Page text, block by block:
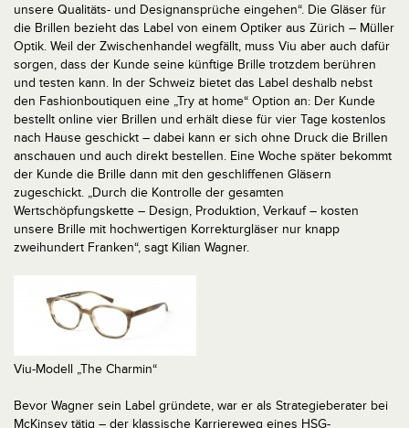
unsere Qualitäts- und Designansprüche eingehen“. Die Gläser für
die Brillen bezieht das Label von einem Optiker aus Zürich – Müller
Optik. Weil der Zwischenhandel wegfällt, muss Viu aber auch dafür
sorgen, dass der Kunde seine künftige Brille trotzdem berühren
und testen kann. In der Schweiz bietet das Label deshalb nebst
den Fashionboutiquen eine „Try at home“ Option an: Der Kunde
bestellt online vier Brillen und erhält diese für vier Tage kostenlos
nach Hause geschickt – dabei kann er sich ohne Druck die Brillen
anschauen und auch direkt bestellen. Eine Woche später bekommt
der Kunde die Brille dann mit den geschliffenen Gläsern
zugeschickt. „Durch die Kontrolle der gesamten
Wertschöpfungskette – Design, Produktion, Verkauf – kosten
unsere Brille mit hochwertigen Korrekturgläser nur knapp
zweihundert Franken“, sagt Kilian Wagner.
Viu-Modell „The Charmin“
Bevor Wagner sein Label gründete, war er als Strategieberater bei
McKinsey tätig – der klassische Karriereweg eines HSG-